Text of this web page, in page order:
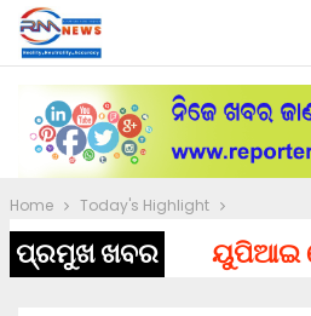
Home Today's Highlight
ପ୍ରମୁଖ ଖବରୟୁପିଆଇ